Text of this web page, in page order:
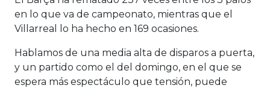
en lo que va de campeonato, mientras que el
Villarreal lo ha hecho en 169 ocasiones.
Hablamos de una media alta de disparos a puerta,
y un partido como el del domingo, en el que se
espera más espectáculo que tensión, puede